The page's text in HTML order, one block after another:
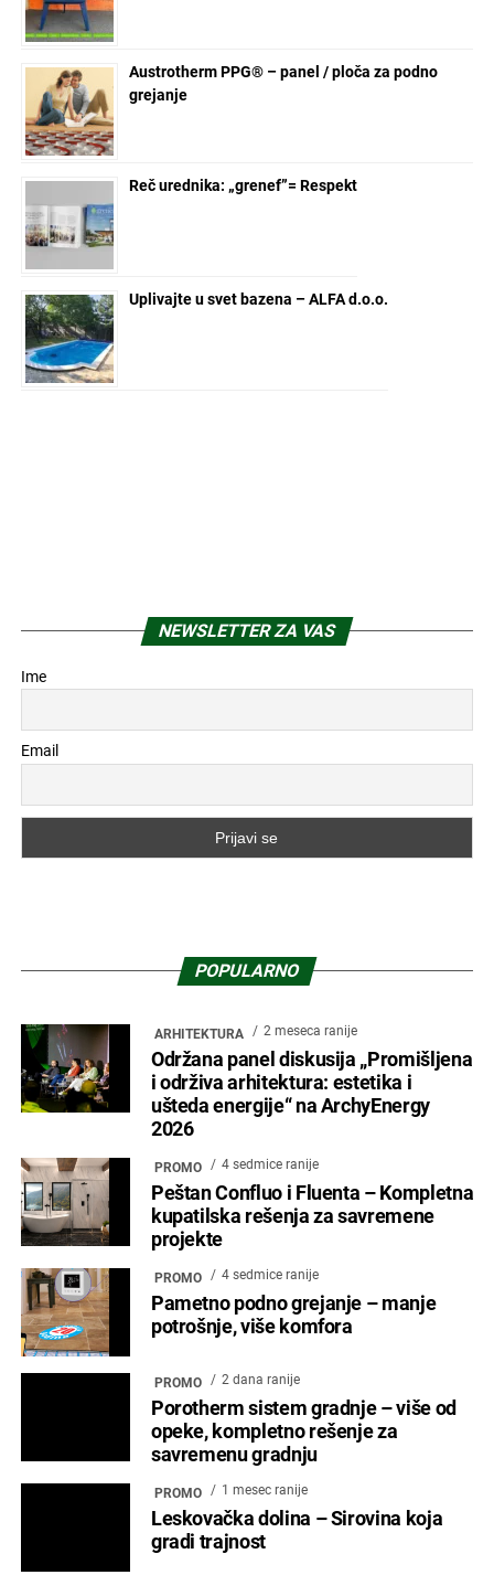
Austrotherm PPG® – panel / ploča za podno
grejanje
Reč urednika: „grenef”= Respekt
Uplivajte u svet bazena – ALFA d.o.o.
NEWSLETTER ZA VAS
Ime
Email
POPULARNO
ARHITEKTURA 2 meseca ranije
Održana panel diskusija „Promišljena
i održiva arhitektura: estetika i
ušteda energije“ na ArchyEnergy
2026
PROMO 4 sedmice ranije
Peštan Confluo i Fluenta – Kompletna
kupatilska rešenja za savremene
projekte
PROMO 4 sedmice ranije
Pametno podno grejanje – manje
potrošnje, više komfora
PROMO 2 dana ranije
Porotherm sistem gradnje – više od
opeke, kompletno rešenje za
savremenu gradnju
PROMO 1 mesec ranije
Leskovačka dolina – Sirovina koja
gradi trajnost